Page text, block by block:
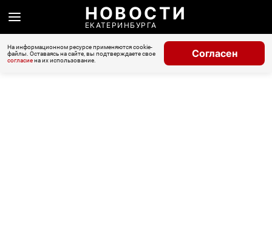
НОВОСТИ
ЕКАТЕРИНБУРГА
На информационном ресурсе применяются cookie-
файлы. Оставаясь на сайте, вы подтверждаете свое
согласиена их использование.
Согласен